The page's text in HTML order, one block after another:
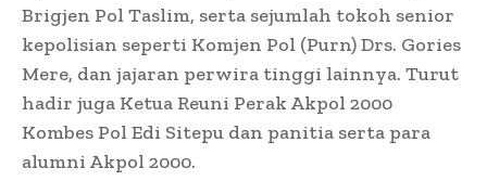
Brigjen Pol Taslim, serta sejumlah tokoh senior
kepolisian seperti Komjen Pol (Purn) Drs. Gories
Mere, dan jajaran perwira tinggi lainnya. Turut
hadir juga Ketua Reuni Perak Akpol 2000
Kombes Pol Edi Sitepu dan panitia serta para
alumni Akpol 2000.